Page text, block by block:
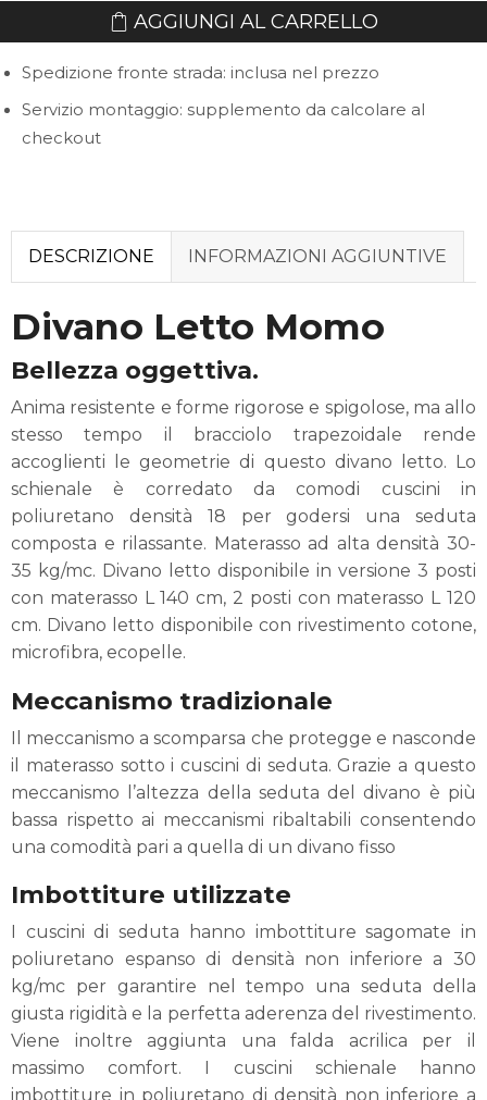
Momo
quantità
AGGIUNGI AL CARRELLO
Spedizione fronte strada: inclusa nel prezzo
Servizio montaggio: supplemento da calcolare al
checkout
DESCRIZIONE INFORMAZIONI AGGIUNTIVE
Divano Letto Momo
Bellezza oggettiva.
Anima resistente e forme rigorose e spigolose, ma allo
stesso tempo il bracciolo trapezoidale rende
accoglienti le geometrie di questo divano letto. Lo
schienale è corredato da comodi cuscini in
poliuretano densità 18 per godersi una seduta
composta e rilassante. Materasso ad alta densità 30-
35 kg/mc. Divano letto disponibile in versione 3 posti
con materasso L 140 cm, 2 posti con materasso L 120
cm. Divano letto disponibile con rivestimento cotone,
microfibra, ecopelle.
Meccanismo tradizionale
Il meccanismo a scomparsa che protegge e nasconde
il materasso sotto i cuscini di seduta. Grazie a questo
meccanismo l’altezza della seduta del divano è più
bassa rispetto ai meccanismi ribaltabili consentendo
una comodità pari a quella di un divano fisso
Imbottiture utilizzate
I cuscini di seduta hanno imbottiture sagomate in
poliuretano espanso di densità non inferiore a 30
kg/mc per garantire nel tempo una seduta della
giusta rigidità e la perfetta aderenza del rivestimento.
Viene inoltre aggiunta una falda acrilica per il
massimo comfort. I cuscini schienale hanno
imbottiture in poliuretano di densità non inferiore a